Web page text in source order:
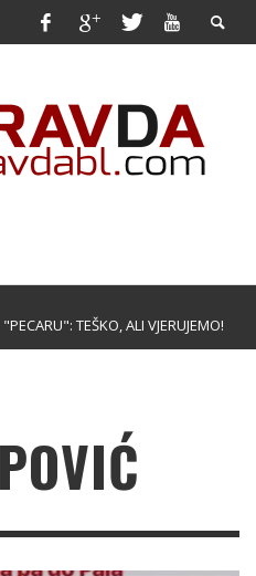
TEŠKO, ALI VJERUJEMO! ▣